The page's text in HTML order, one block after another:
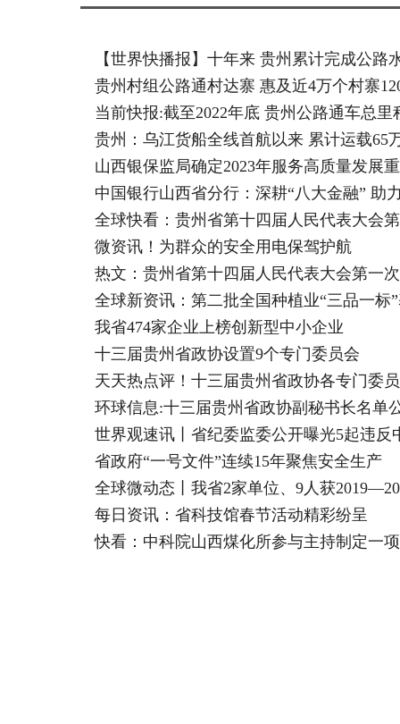
【世界快播报】十年来 贵州累计完成公路
贵州村组公路通村达寨 惠及近4万个村寨
当前快报:截至2022年底 贵州公路通车总里
贵州：乌江货船全线首航以来 累计运载65
山西银保监局确定2023年服务高质量发展
中国银行山西省分行：深耕“八大金融” 助
微资讯！为群众的安全用电保驾护航
全球新资讯：第二批全国种植业“三品一标
我省474家企业上榜创新型中小企业
十三届贵州省政协设置9个专门委员会
天天热点评！十三届贵州省政协各专门委
环球信息:十三届贵州省政协副秘书长名单
世界观速讯丨省纪委监委公开曝光5起违反
省政府“一号文件”连续15年聚焦安全生产
每日资讯：省科技馆春节活动精彩纷呈
快看：中科院山西煤化所参与主持制定一